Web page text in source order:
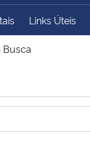
Ministério do
Links Úteis
Busca